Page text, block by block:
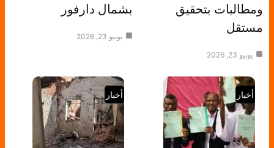
ومطالبات بتحقيق
مستقل
يونيو 23, 2026
بشمال دارفور
يونيو 23, 2026
أخبار أخبار